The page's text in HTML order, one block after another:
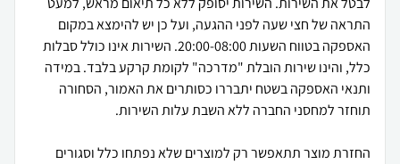
התראה של חצי שעה לפני ההגעה, ועל כן יש להימצא במקום
האספקה בטווח השעות 20:00-08:00. השירות אינו כולל סבלות
כלל, והינו שירות הובלת "מדרכה" לקומת קרקע בלבד. במידה
ותנאי האספקה בשטח יתבררו כסותרים את האמור, הסחורה
החזרת מוצר תתאפשר רק למוצרים שלא נפתחו כלל וסגורים